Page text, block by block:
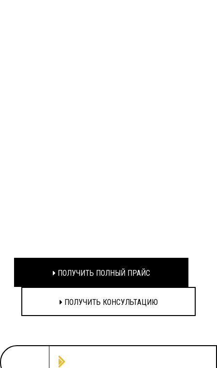
ПОЛУЧИТЬ ПОЛНЫЙ ПРАЙС
ПОЛУЧИТЬ КОНСУЛЬТАЦИЮ